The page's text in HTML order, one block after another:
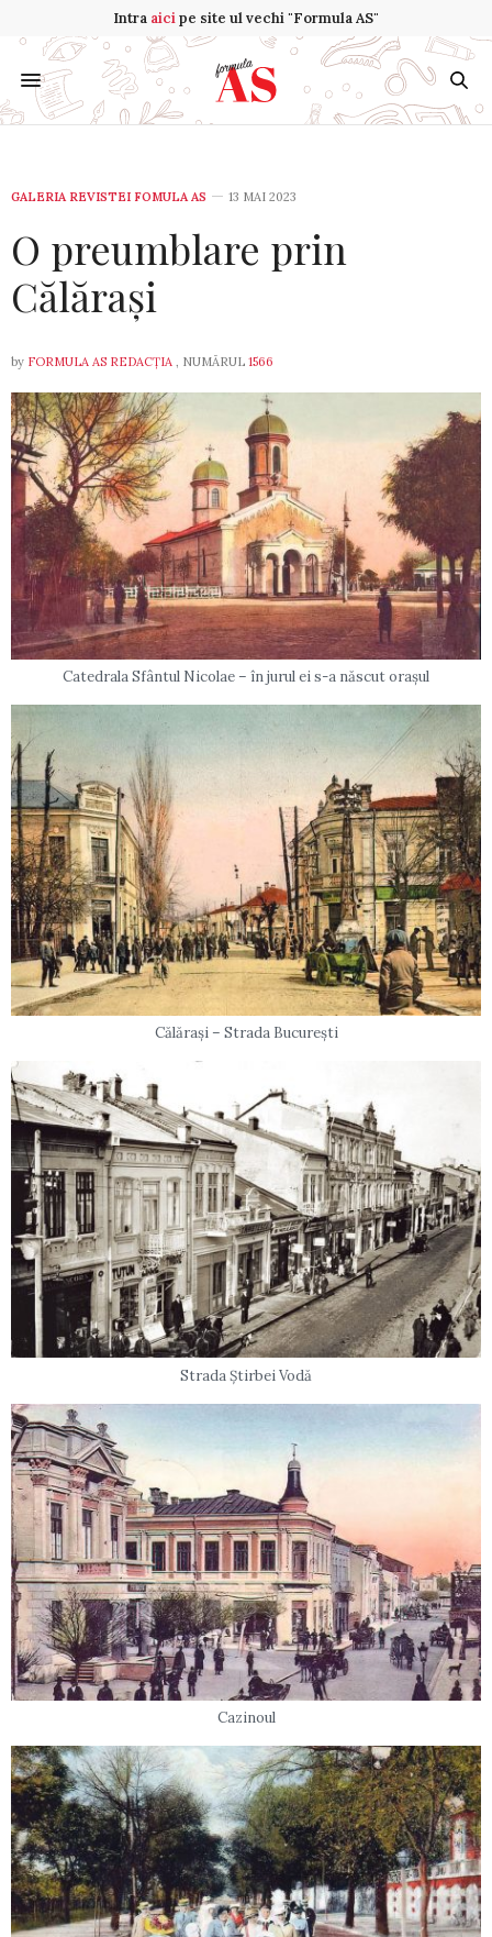
Intra aicipe site ul vechi "Formula AS"
GALERIA REVISTEI FOMULA AS 13 MAI 2023
O preumblare prin
Călărași
by FORMULA AS REDACȚIA , NUMĂRUL 1566
Catedrala Sfântul Nicolae – în jurul ei s-a născut orașul
Călărași – Strada București
Strada Știrbei Vodă
Cazinoul